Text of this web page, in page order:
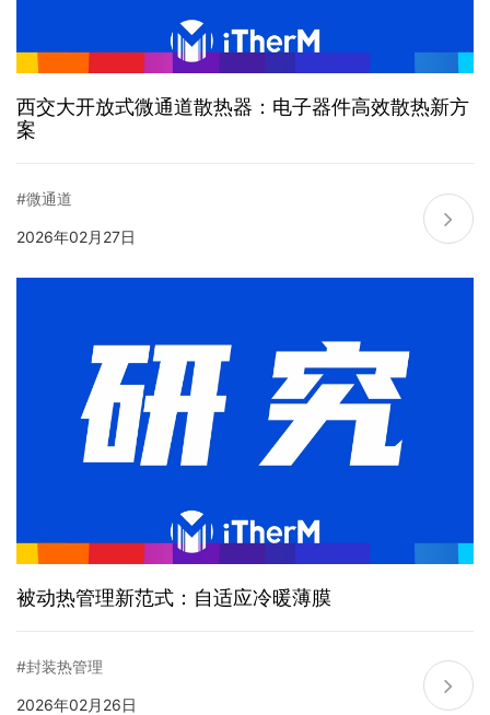
西交大开放式微通道散热器：电子器件高效散热新方
案
#微通道
2026年02月27日
被动热管理新范式：自适应冷暖薄膜
#封装热管理
2026年02月26日